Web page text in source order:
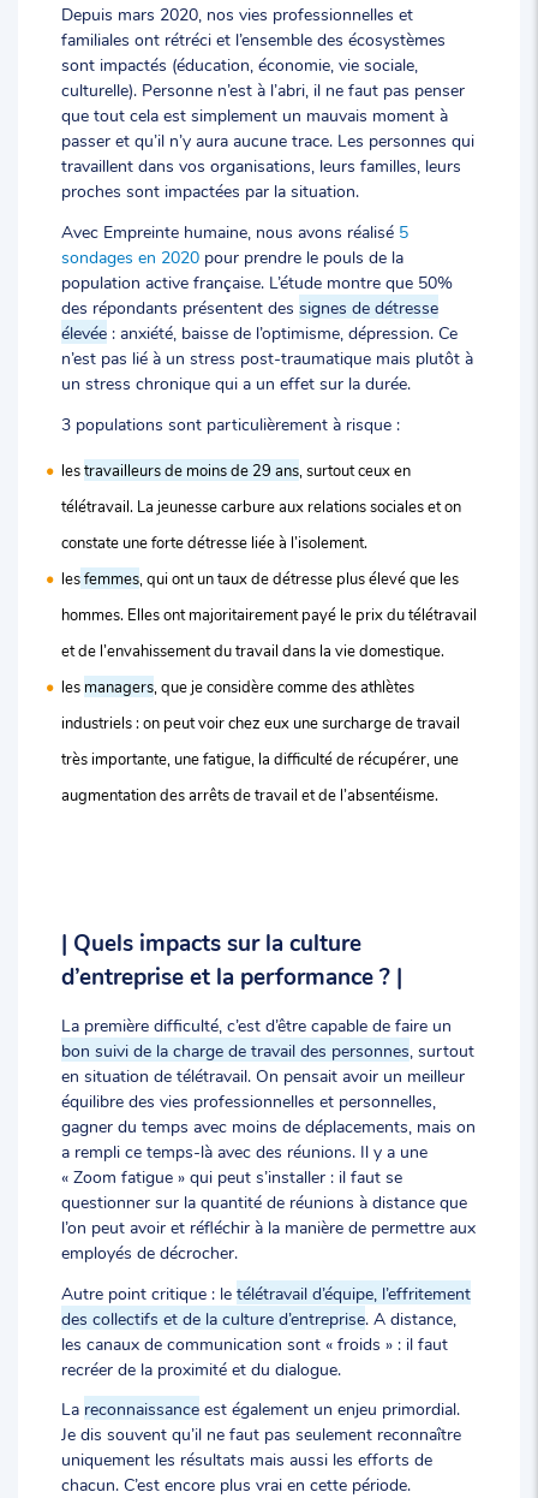
Depuis mars 2020, nos vies professionnelles et
familiales ont rétréci et l’ensemble des écosystèmes
sont impactés (éducation, économie, vie sociale,
culturelle). Personne n’est à l’abri, il ne faut pas penser
que tout cela est simplement un mauvais moment à
passer et qu’il n’y aura aucune trace. Les personnes qui
travaillent dans vos organisations, leurs familles, leurs
proches sont impactées par la situation.
Avec Empreinte humaine, nous avons réalisé 5
sondages en 2020pour prendre le pouls de la
population active française. L’étude montre que 50%
des répondants présentent des signes de détresse
élevée: anxiété, baisse de l’optimisme, dépression. Ce
n’est pas lié à un stress post-traumatique mais plutôt à
un stress chronique qui a un effet sur la durée.
3 populations sont particulièrement à risque :
lestravailleurs de moins de 29 ans, surtout ceux en
télétravail. La jeunesse carbure aux relations sociales et on
constate une forte détresse liée à l’isolement.
lesfemmes, qui ont un taux de détresse plus élevé que les
hommes. Elles ont majoritairement payé le prix du télétravail
et de l’envahissement du travail dans la vie domestique.
les managers, que je considère comme des athlètes
industriels : on peut voir chez eux une surcharge de travail
très importante, une fatigue, la difficulté de récupérer, une
augmentation des arrêts de travail et de l’absentéisme.
| Quels impacts sur la culture
d’entreprise et la performance ? |
La première difficulté, c’est d’être capable de faire un
bon suivi de la charge de travail des personnes , surtout
en situation de télétravail. On pensait avoir un meilleur
équilibre des vies professionnelles et personnelles,
gagner du temps avec moins de déplacements, mais on
a rempli ce temps-là avec des réunions. Il y a une
« Zoom fatigue » qui peut s’installer : il faut se
questionner sur la quantité de réunions à distance que
l’on peut avoir et réfléchir à la manière de permettre aux
employés de décrocher.
Autre point critique : le télétravail d’équipe, l’effritement
des collectifs et de la culture d’entreprise. A distance,
les canaux de communication sont « froids » : il faut
recréer de la proximité et du dialogue.
La reconnaissanceest également un enjeu primordial.
Je dis souvent qu’il ne faut pas seulement reconnaître
uniquement les résultats mais aussi les efforts de
chacun. C’est encore plus vrai en cette période.